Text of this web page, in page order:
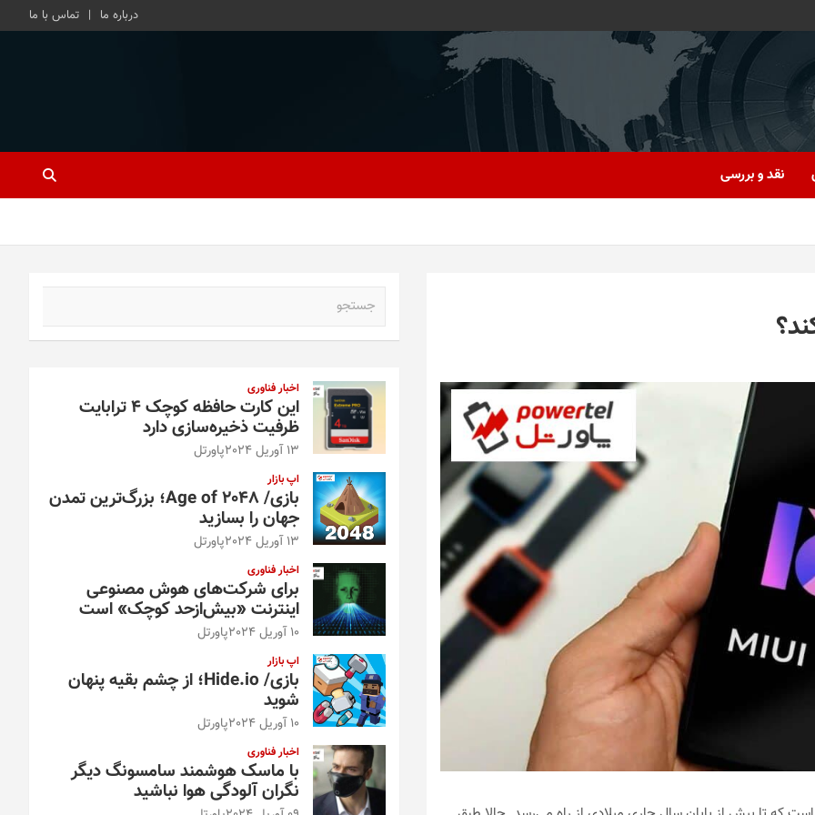
درباره ما تماس با ما
نقد و بررسی
اخبار فناوری
این کارت حافظه کوچک ۴ ترابایت
ظرفیت ذخیره‌سازی دارد
13 آوریل 2024 پاورتل
اپ بازار
بازی/ Age of 2048؛ بزرگ‌ترین تمدن
جهان را بسازید
13 آوریل 2024 پاورتل
اخبار فناوری
برای شرکت‌های هوش مصنوعی
اینترنت «بیش‌از‌حد کوچک» است
10 آوریل 2024 پاورتل
اپ بازار
بازی/ Hide.io؛ از چشم بقیه پنهان
شوید
10 آوریل 2024 پاورتل
اخبار فناوری
با ماسک هوشمند سامسونگ دیگر
نگران آلودگی هوا نباشید